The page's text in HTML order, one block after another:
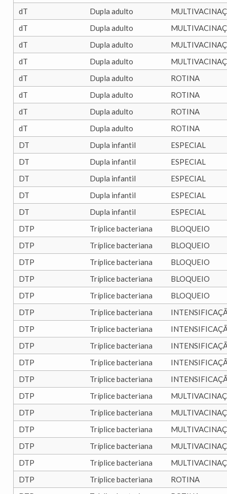
dT
Dupla adulto
dT
Dupla adulto
dT
Dupla adulto
dT
Dupla adulto
dT
Dupla adulto
ROTINA
dT
Dupla adulto
ROTINA
dT
Dupla adulto
ROTINA
dT
Dupla adulto
ROTINA
DT
Dupla infantil
ESPECIAL
DT
Dupla infantil
ESPECIAL
DT
Dupla infantil
ESPECIAL
DT
Dupla infantil
ESPECIAL
DT
Dupla infantil
ESPECIAL
DTP
Tríplice bacteriana
BLOQUEIO
DTP
Tríplice bacteriana
BLOQUEIO
DTP
Tríplice bacteriana
BLOQUEIO
DTP
Tríplice bacteriana
BLOQUEIO
DTP
Tríplice bacteriana
BLOQUEIO
DTP
Tríplice bacteriana
DTP
Tríplice bacteriana
DTP
Tríplice bacteriana
DTP
Tríplice bacteriana
DTP
Tríplice bacteriana
DTP
Tríplice bacteriana
DTP
Tríplice bacteriana
DTP
Tríplice bacteriana
DTP
Tríplice bacteriana
DTP
Tríplice bacteriana
DTP
Tríplice bacteriana
ROTINA